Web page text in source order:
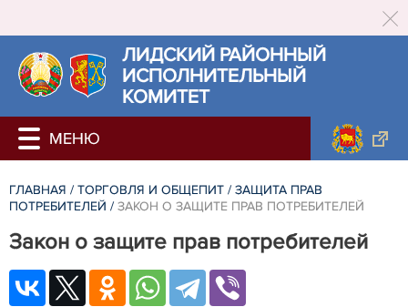
ЛИДСКИЙ РАЙОННЫЙ
ИСПОЛНИТЕЛЬНЫЙ
КОМИТЕТ
ГЛАВНАЯ / ТОРГОВЛЯ И ОБЩЕПИТ / ЗАЩИТА ПРАВ
ПОТРЕБИТЕЛЕЙ / ЗАКОН О ЗАЩИТЕ ПРАВ ПОТРЕБИТЕЛЕЙ
Закон о защите прав потребителей